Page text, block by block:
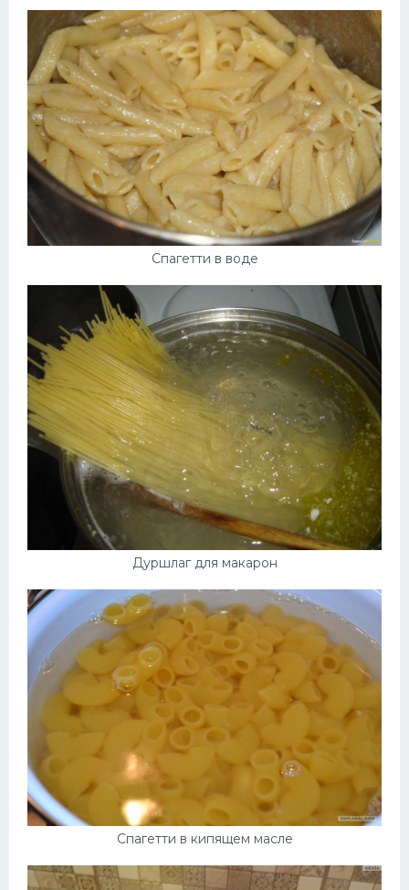
Спагетти в воде
Дуршлаг для макарон
Спагетти в кипящем масле